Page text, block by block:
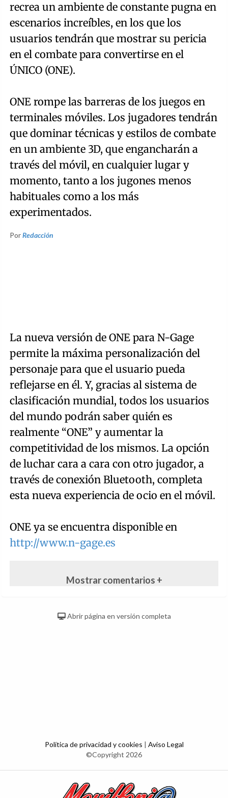
recrea un ambiente de constante pugna en
escenarios increíbles, en los que los
usuarios tendrán que mostrar su pericia
en el combate para convertirse en el
ÚNICO (ONE).
ONE rompe las barreras de los juegos en
terminales móviles. Los jugadores tendrán
que dominar técnicas y estilos de combate
en un ambiente 3D, que engancharán a
través del móvil, en cualquier lugar y
momento, tanto a los jugones menos
habituales como a los más
experimentados.
PorRedacción
La nueva versión de ONE para N-Gage
permite la máxima personalización del
personaje para que el usuario pueda
reflejarse en él. Y, gracias al sistema de
clasificación mundial, todos los usuarios
del mundo podrán saber quién es
realmente “ONE” y aumentar la
competitividad de los mismos. La opción
de luchar cara a cara con otro jugador, a
través de conexión Bluetooth, completa
esta nueva experiencia de ocio en el móvil.
ONE ya se encuentra disponible en
http://www.n-gage.es
Mostrar comentarios +
Abrir página en versión completa
Política de privacidad y cookies | Aviso Legal
©Copyright 2026